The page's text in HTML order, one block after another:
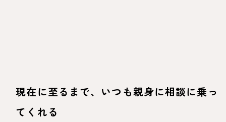
現在に至るまで、いつも親身に相談に乗っ
てくれる